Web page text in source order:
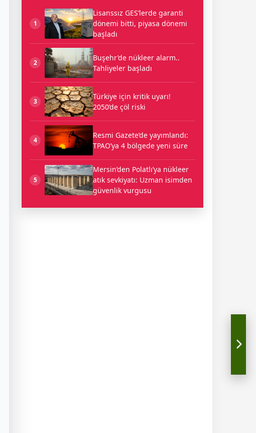
1
Lisanssız GES’lerde garanti
dönemi bitti, piyasa dönemi
başladı
2
Buşehr’de nükleer alarm..
Tahliyeler başladı
3
Türkiye için kritik uyarı!
2050’de çöl riski
4
Resmi Gazete’de yayımlandı:
TPAO’ya 4 bölgede yeni süre
5
Mersin’den Polatlı’ya nükleer
atık sevkiyatı: Uzman isimden
güvenlik vurgusu